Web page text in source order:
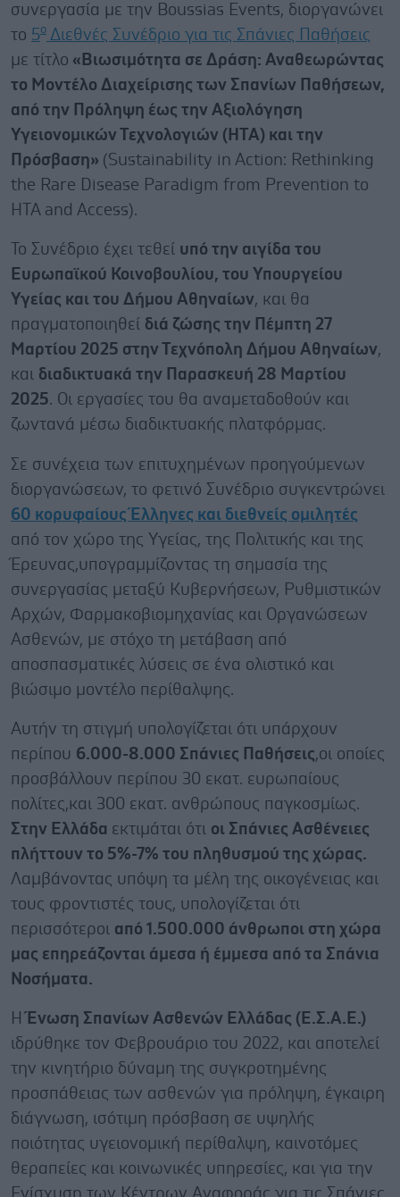
συνεργασία με την Boussias Events, διοργανώνει
το 5ο Διεθνές Συνέδριο για τις Σπάνιες Παθήσεις
με τίτλο «Βιωσιμότητα σε Δράση: Αναθεωρώντας
το Μοντέλο Διαχείρισης των Σπανίων Παθήσεων,
από την Πρόληψη έως την Αξιολόγηση
Υγειονομικών Τεχνολογιών (HTA) και την
Πρόσβαση» (Sustainability in Action: Rethinking
the Rare Disease Paradigm from Prevention to
HTA and Access).
Το Συνέδριο έχει τεθεί υπό την αιγίδα του
Ευρωπαϊκού Κοινοβουλίου, του Υπουργείου
Υγείας και του Δήμου Αθηναίων, και θα
πραγματοποιηθεί διά ζώσης την Πέμπτη 27
Μαρτίου 2025 στην Τεχνόπολη Δήμου Αθηναίων,
και διαδικτυακά την Παρασκευή 28 Μαρτίου
2025. Οι εργασίες του θα αναμεταδοθούν και
ζωντανά μέσω διαδικτυακής πλατφόρμας.
Σε συνέχεια των επιτυχημένων προηγούμενων
διοργανώσεων, το φετινό Συνέδριο συγκεντρώνει
60 κορυφαίους Έλληνες και διεθνείς ομιλητές
από τον χώρο της Υγείας, της Πολιτικής και της
Έρευνας,υπογραμμίζοντας τη σημασία της
συνεργασίας μεταξύ Κυβερνήσεων, Ρυθμιστικών
Αρχών, Φαρμακοβιομηχανίας και Οργανώσεων
Ασθενών, με στόχο τη μετάβαση από
αποσπασματικές λύσεις σε ένα ολιστικό και
βιώσιμο μοντέλο περίθαλψης.
Αυτήν τη στιγμή υπολογίζεται ότι υπάρχουν
περίπου 6.000-8.000 Σπάνιες Παθήσεις,οι οποίες
προσβάλλουν περίπου 30 εκατ. ευρωπαίους
πολίτες,και 300 εκατ. ανθρώπους παγκοσμίως.
Στην Ελλάδα εκτιμάται ότι οι Σπάνιες Ασθένειες
πλήττουν το 5%-7% του πληθυσμού της χώρας.
Λαμβάνοντας υπόψη τα μέλη της οικογένειας και
τους φροντιστές τους, υπολογίζεται ότι
περισσότεροι από 1.500.000 άνθρωποι στη χώρα
μας επηρεάζονται άμεσα ή έμμεσα από τα Σπάνια
Νοσήματα.
Η Ένωση Σπανίων Ασθενών Ελλάδας (Ε.Σ.Α.Ε.)
ιδρύθηκε τον Φεβρουάριο του 2022, και αποτελεί
την κινητήριο δύναμη της συγκροτημένης
προσπάθειας των ασθενών για πρόληψη, έγκαιρη
διάγνωση, ισότιμη πρόσβαση σε υψηλής
ποιότητας υγειονομική περίθαλψη, καινοτόμες
θεραπείες και κοινωνικές υπηρεσίες, και για την
Ενίσχυση των Κέντρων Αναφοράς για τις Σπάνιες